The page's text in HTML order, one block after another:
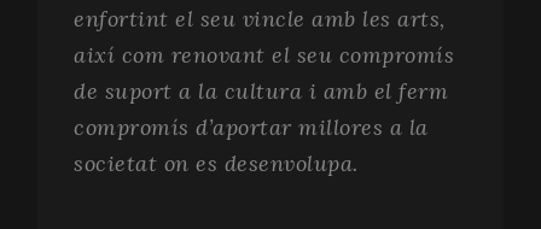
enfortint el seu vincle amb les arts,
així com renovant el seu compromís
de suport a la cultura i amb el ferm
compromís d’aportar millores a la
societat on es desenvolupa.